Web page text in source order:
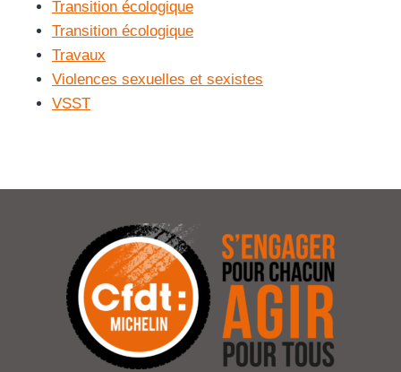
Transition écologique
Transition écologique
Travaux
Violences sexuelles et sexistes
VSST